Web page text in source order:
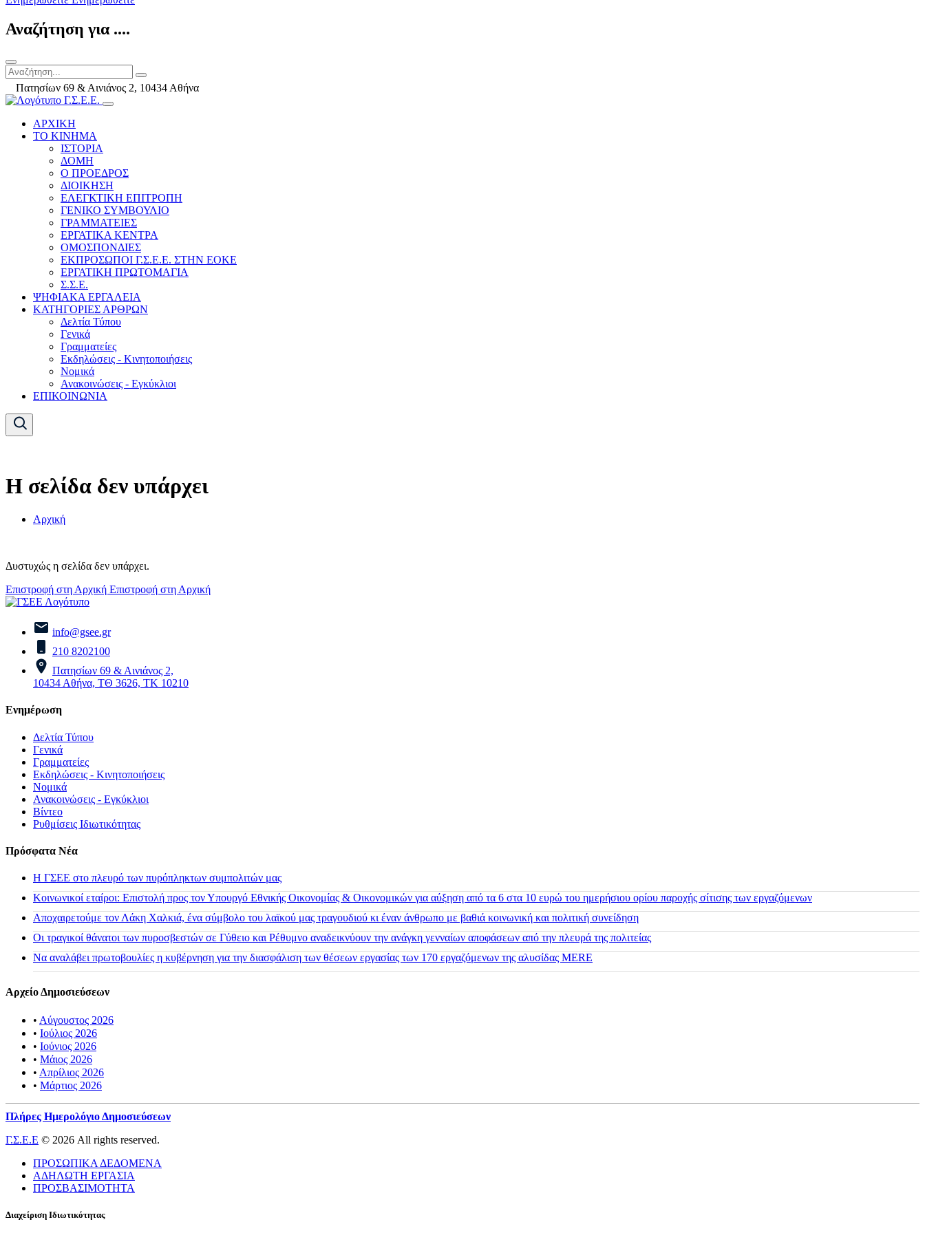
Αναζήτηση για ....
Πατησίων 69 & Αινιάνος 2, 10434 Αθήνα
ΑΡΧΙΚΗ
ΤΟ ΚΙΝΗΜΑ
ΙΣΤΟΡΙΑ
ΔΟΜΗ
Ο ΠΡΟΕΔΡΟΣ
ΔΙΟΙΚΗΣΗ
ΕΛΕΓΚΤΙΚΗ ΕΠΙΤΡΟΠΗ
ΓΕΝΙΚΟ ΣΥΜΒΟΥΛΙΟ
ΓΡΑΜΜΑΤΕΙΕΣ
ΕΡΓΑΤΙΚΑ ΚΕΝΤΡΑ
ΟΜΟΣΠΟΝΔΙΕΣ
ΕΚΠΡΟΣΩΠΟΙ Γ.Σ.Ε.Ε. ΣΤΗΝ ΕΟΚΕ
ΕΡΓΑΤΙΚΗ ΠΡΩΤΟΜΑΓΙΑ
Σ.Σ.Ε.
ΨΗΦΙΑΚΑ ΕΡΓΑΛΕΙΑ
ΚΑΤΗΓΟΡΙΕΣ ΑΡΘΡΩΝ
Δελτία Τύπου
Γενικά
Γραμματείες
Εκδηλώσεις - Κινητοποιήσεις
Νομικά
Ανακοινώσεις - Εγκύκλιοι
ΕΠΙΚΟΙΝΩΝΙΑ
Η σελίδα δεν υπάρχει
Αρχική
Δυστυχώς η σελίδα δεν υπάρχει.
Επιστροφή στη Αρχική Επιστροφή στη Αρχική
info@gsee.gr
210 8202100
Πατησίων 69 & Αινιάνος 2,
10434 Αθήνα, ΤΘ 3626, ΤΚ 10210
Ενημέρωση
Δελτία Τύπου
Γενικά
Γραμματείες
Εκδηλώσεις - Κινητοποιήσεις
Νομικά
Ανακοινώσεις - Εγκύκλιοι
Βίντεο
Ρυθμίσεις Ιδιωτικότητας
Πρόσφατα Νέα
H ΓΣΕΕ στο πλευρό των πυρόπληκτων συμπολιτών μας
Κοινωνικοί εταίροι: Επιστολή προς τον Υπουργό Εθνικής Οικονομίας & Οικονομικών για αύξηση από τα 6 στα 10 ευρώ του ημερήσιου ορίου παροχής σίτισης των εργαζόμενων
Αποχαιρετούμε τον Λάκη Χαλκιά, ένα σύμβολο του λαϊκού μας τραγουδιού κι έναν άνθρωπο με βαθιά κοινωνική και πολιτική συνείδηση
Οι τραγικοί θάνατοι των πυροσβεστών σε Γύθειο και Ρέθυμνο αναδεικνύουν την ανάγκη γενναίων αποφάσεων από την πλευρά της πολιτείας
Να αναλάβει πρωτοβουλίες η κυβέρνηση για την διασφάλιση των θέσεων εργασίας των 170 εργαζόμενων της αλυσίδας MERE
Αρχείο Δημοσιεύσεων
• Αύγουστος 2026
• Ιούλιος 2026
• Ιούνιος 2026
• Μάιος 2026
• Απρίλιος 2026
• Μάρτιος 2026
Πλήρες Ημερολόγιο Δημοσιεύσεων
Γ.Σ.Ε.Ε © 2026 All rights reserved.
ΠΡΟΣΩΠΙΚΑ ΔΕΔΟΜΕΝΑ
ΑΔΗΛΩΤΗ ΕΡΓΑΣΙΑ
ΠΡΟΣΒΑΣΙΜΟΤΗΤΑ
Διαχείριση Ιδιωτικότητας